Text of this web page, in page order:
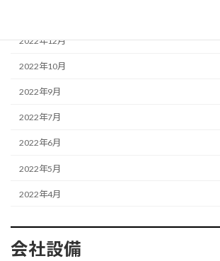
2022年12月
2022年10月
2022年9月
2022年7月
2022年6月
2022年5月
2022年4月
会社設備